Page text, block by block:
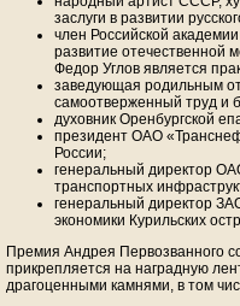
заслуги в развитии
член Российской
развитие отечественной
Федор Углов является
заведующая родильным
самоотверженный труд и
духовник Оренбургской
президент ОАО
России;
генеральный директор
транспортных
генеральный директор
экономики Курильских
Премия Андрея Первозванного
прикрепляется на наградную
драгоценными камнями, в том